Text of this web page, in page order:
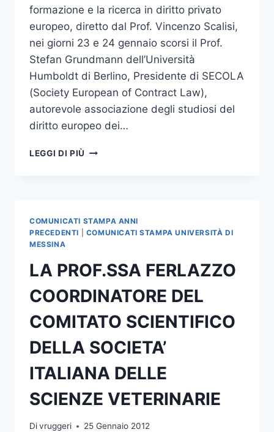
formazione e la ricerca in diritto privato
europeo, diretto dal Prof. Vincenzo Scalisi,
nei giorni 23 e 24 gennaio scorsi il Prof.
Stefan Grundmann dell’Università
Humboldt di Berlino, Presidente di SECOLA
(Society European of Contract Law),
autorevole associazione degli studiosi del
diritto europeo dei…
LEGGI DI PIÙ CICLO
COMUNICATI STAMPA ANNI
PRECEDENTI
COMUNICATI STAMPA UNIVERSITÀ DI
MESSINA
LA PROF.SSA FERLAZZO
COORDINATORE DEL
COMITATO SCIENTIFICO
DELLA SOCIETA’
ITALIANA DELLE
SCIENZE VETERINARIE
Divruggeri 25 Gennaio 2012